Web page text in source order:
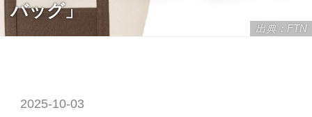
出典：FTN
バッグ」
2025-10-03